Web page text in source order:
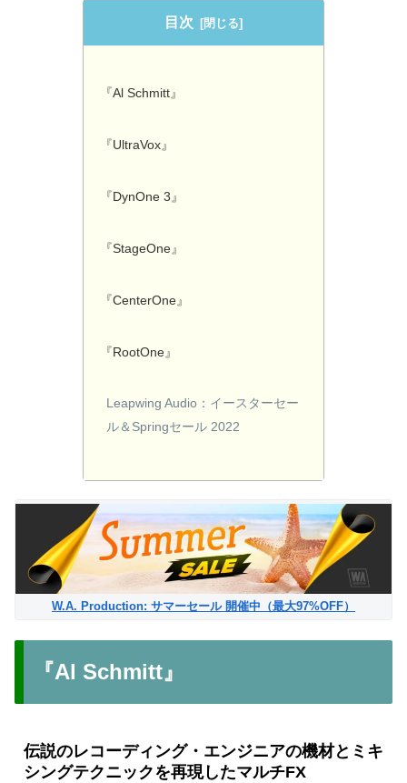
目次
『Al Schmitt』
『UltraVox』
『DynOne 3』
『StageOne』
『CenterOne』
『RootOne』
Leapwing Audio：イースターセー
ル＆Springセール 2022
W.A. Production: サマーセール 開催中（最大97%OFF）
『Al Schmitt』
伝説のレコーディング・エンジニアの機材とミキ
シングテクニックを再現したマルチFX